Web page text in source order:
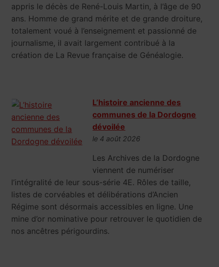
appris le décès de René-Louis Martin, à l’âge de 90
ans. Homme de grand mérite et de grande droiture,
totalement voué à l’enseignement et passionné de
journalisme, il avait largement contribué à la
création de La Revue française de Généalogie.
L’histoire ancienne des
communes de la Dordogne
dévoilée
le 4 août 2026
Les Archives de la Dordogne
viennent de numériser
l’intégralité de leur sous-série 4E. Rôles de taille,
listes de corvéables et délibérations d’Ancien
Régime sont désormais accessibles en ligne. Une
mine d’or nominative pour retrouver le quotidien de
nos ancêtres périgourdins.